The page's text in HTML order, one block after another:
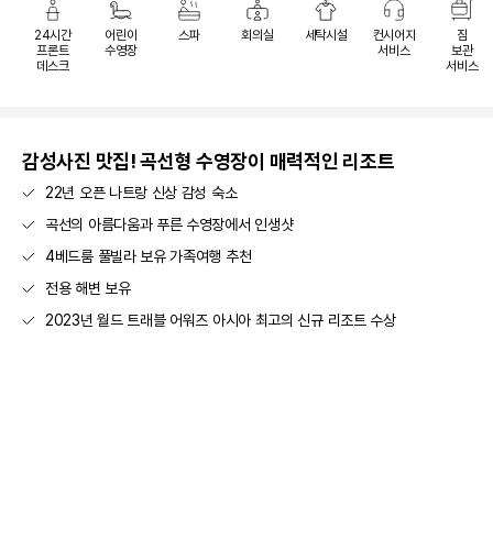
24시간
프론트
데스크
어린이
수영장
스파 회의실 세탁시설
컨시어지
서비스
짐
보관
서비스
감성사진 맛집! 곡선형 수영장이 매력적인 리조트
22년 오픈 나트랑 신상 감성 숙소
곡선의 아름다움과 푸른 수영장에서 인생샷
4베드룸 풀빌라 보유 가족여행 추천
전용 해변 보유
2023년 월드 트래블 어워즈 아시아 최고의 신규 리조트 수상